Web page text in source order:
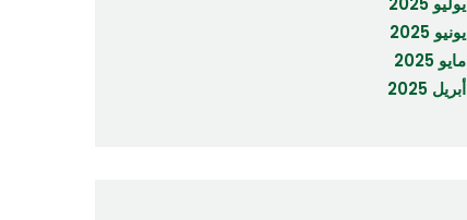
يونيو 2025
مايو 2025
أبريل 2025